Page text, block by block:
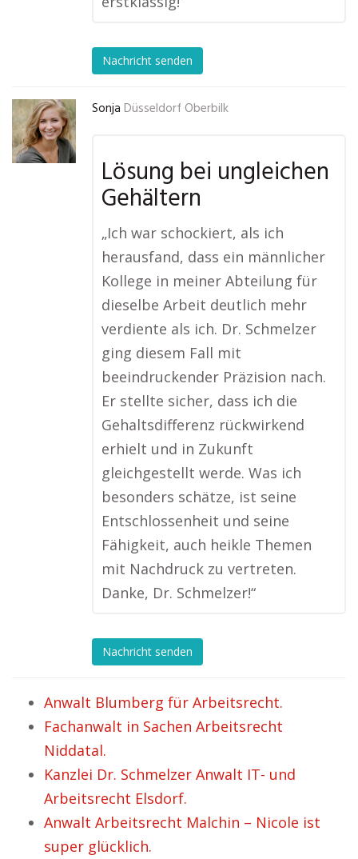
Nachricht senden
Sonja Düsseldorf Oberbilk
Lösung bei ungleichen
Gehältern
„Ich war schockiert, als ich
herausfand, dass ein männlicher
Kollege in meiner Abteilung für
dieselbe Arbeit deutlich mehr
verdiente als ich. Dr. Schmelzer
ging diesem Fall mit
beeindruckender Präzision nach.
Er stellte sicher, dass ich die
Gehaltsdifferenz rückwirkend
erhielt und in Zukunft
gleichgestellt werde. Was ich
besonders schätze, ist seine
Entschlossenheit und seine
Fähigkeit, auch heikle Themen
mit Nachdruck zu vertreten.
Danke, Dr. Schmelzer!“
Nachricht senden
Anwalt Blumberg für Arbeitsrecht.
Fachanwalt in Sachen Arbeitsrecht
Niddatal.
Kanzlei Dr. Schmelzer Anwalt IT- und
Arbeitsrecht Elsdorf.
Anwalt Arbeitsrecht Malchin – Nicole ist
super glücklich.